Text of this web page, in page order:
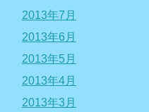
2013年7月
2013年6月
2013年5月
2013年4月
2013年3月